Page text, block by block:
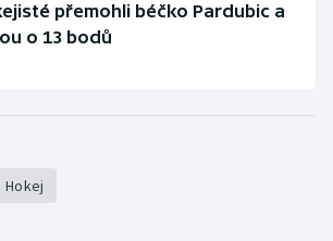
přemohli béčko Pardubic a
o 13 bodů
Hokej